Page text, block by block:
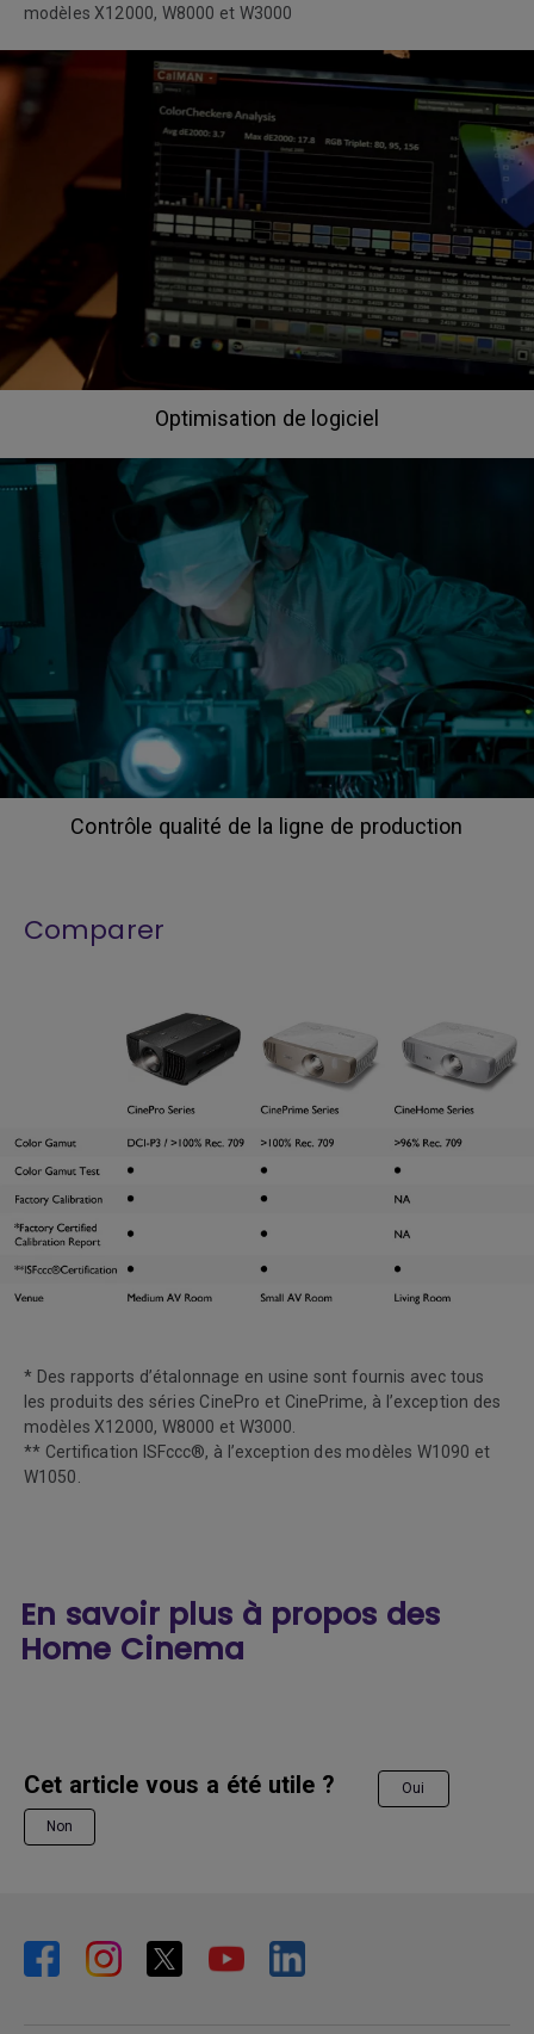
modèles X12000, W8000 et W3000
Optimisation de logiciel
Contrôle qualité de la ligne de production
Comparer
* Des rapports d’étalonnage en usine sont fournis avec tous
les produits des séries CinePro et CinePrime, à l’exception des
modèles X12000, W8000 et W3000.
** Certification ISFccc®, à l’exception des modèles W1090 et
W1050.
En savoir plus à propos des
Home Cinema
Cet article vous a été utile ? Oui
Non